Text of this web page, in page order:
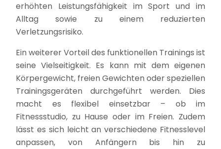
erhöhten Leistungsfähigkeit im Sport und im
Alltag sowie zu einem reduzierten
Verletzungsrisiko.
Ein weiterer Vorteil des funktionellen Trainings ist
seine Vielseitigkeit. Es kann mit dem eigenen
Körpergewicht, freien Gewichten oder speziellen
Trainingsgeräten durchgeführt werden. Dies
macht es flexibel einsetzbar – ob im
Fitnessstudio, zu Hause oder im Freien. Zudem
lässt es sich leicht an verschiedene Fitnesslevel
anpassen, von Anfängern bis hin zu